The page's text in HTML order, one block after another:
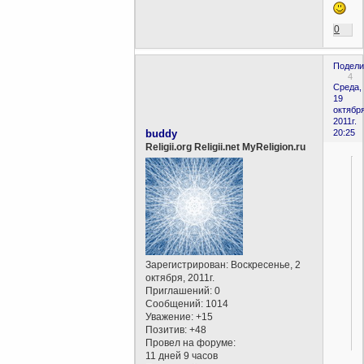
0
4
Среда,
19
2011г.
20:25
buddy
Religii.org Religii.net MyReligion.ru
Зарегистрирован: Воскресенье, 2
октября, 2011г.
Приглашений: 0
Сообщений: 1014
Уважение: +15
Позитив: +48
Провел на форуме:
11 дней 9 часов